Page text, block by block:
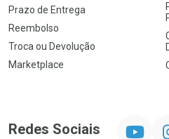
Prazo de Entrega
Reembolso
Troca ou Devolução
Marketplace
Redes Sociais